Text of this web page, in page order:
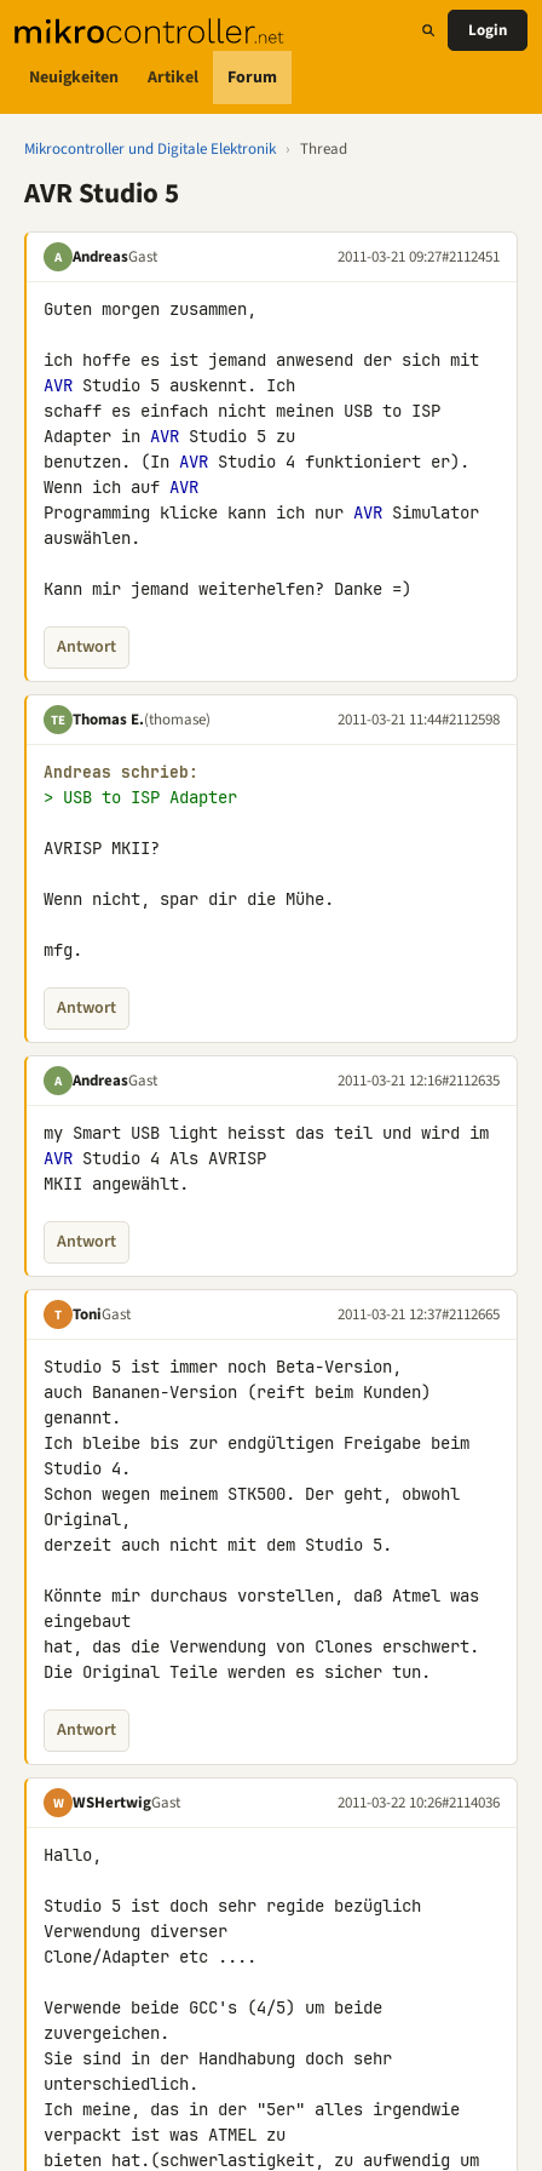
Neuigkeiten Artikel Forum
Login
Mikrocontroller und Digitale Elektronik › Thread
AVR Studio 5
A AndreasGast 2011-03-21 09:27#2112451
Guten morgen zusammen,
AVR Studio 5 auskennt. Ich
schaff es einfach nicht meinen USB to ISP
Adapter in AVR Studio 5 zu
benutzen. (In AVR Studio 4 funktioniert er).
Wenn ich auf AVR
Programming klicke kann ich nur AVR Simulator
auswählen.
Kann mir jemand weiterhelfen? Danke =)
Antwort
TE Thomas E.(thomase) 2011-03-21 11:44#2112598
Andreas schrieb:
> USB to ISP Adapter
AVRISP MKII?
Wenn nicht, spar dir die Mühe.
mfg.
Antwort
A AndreasGast 2011-03-21 12:16#2112635
AVR Studio 4 Als AVRISP
MKII angewählt.
Antwort
T ToniGast 2011-03-21 12:37#2112665
Studio 5 ist immer noch Beta-Version,
auch Bananen-Version (reift beim Kunden)
genannt.
Ich bleibe bis zur endgültigen Freigabe beim
Studio 4.
Schon wegen meinem STK500. Der geht, obwohl
Original,
derzeit auch nicht mit dem Studio 5.
Könnte mir durchaus vorstellen, daß Atmel was
eingebaut
hat, das die Verwendung von Clones erschwert.
Die Original Teile werden es sicher tun.
Antwort
W WSHertwigGast 2011-03-22 10:26#2114036
Hallo,
Studio 5 ist doch sehr regide bezüglich
Verwendung diverser
Clone/Adapter etc ....
Verwende beide GCC's (4/5) um beide
zuvergeichen.
Sie sind in der Handhabung doch sehr
unterschiedlich.
Ich meine, das in der "5er" alles irgendwie
verpackt ist was ATMEL zu
bieten hat.(schwerlastigkeit, zu aufwendig um